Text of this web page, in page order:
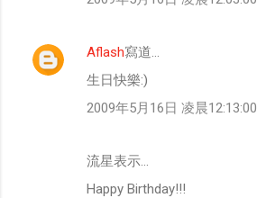
Aflash寫道…
生日快樂:)
2009年5月16日 凌晨12:13:00
流星表示…
Happy Birthday!!!